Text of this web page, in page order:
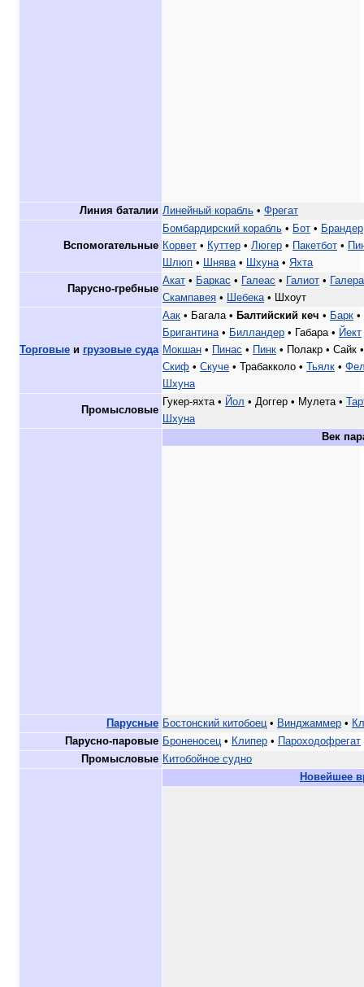
Линия баталии Линейный корабль • Фрегат
Вспомогательные
Бомбардирский корабль • Бот • Брандер
Корвет • Куттер • Люгер • Пакетбот •
Шлюп • Шнява • Шхуна • Яхта
Парусно-гребные
Акат • Баркас • Галеас • Галиот • Галера
Скампавея • Шебека • Шхоут
Торговые и грузовые суда
Аак • Багала • Балтийский кеч • Барк •
Бригантина • Билландер • Габара • Йект
Мокшан • Пинас • Пинк • Полакр • Сайк
Скиф • Скуче • Трабакколо • Тьялк •
Шхуна
Промысловые
Гукер-яхта • Йол • Доггер • Мулета •
Шхуна
Век
Парусные Бостонский китобоец • Винджаммер •
Парусно-паровые Броненосец • Клипер • Пароходофрегат
Промысловые Китобойное судно
Новейшее